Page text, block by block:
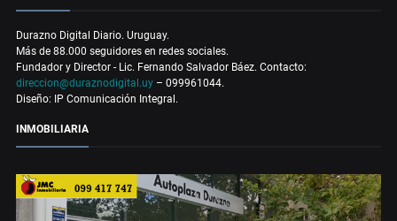
Durazno Digital Diario. Uruguay.
Más de 88.000 seguidores en redes sociales.
Fundador y Director - Lic. Fernando Salvador Báez. Contacto:
direccion@duraznodigital.uy – 099961044.
Diseño: IP Comunicación Integral.
INMOBILIARIA